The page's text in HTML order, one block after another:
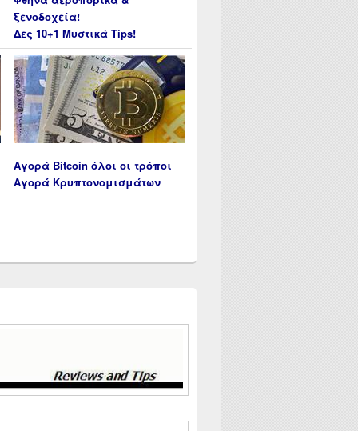
ξενοδοχεία!
Δες 10+1 Μυστικά Tips!
Αγορά Bitcoin όλοι οι τρόποι
Αγορά Κρυπτονομισμάτων